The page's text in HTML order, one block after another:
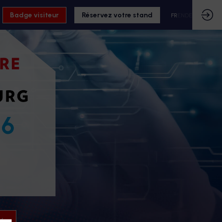
Badge visiteur Réservez votre stand FR